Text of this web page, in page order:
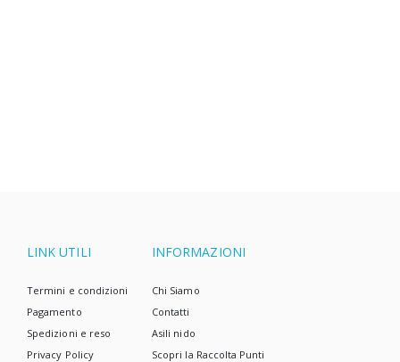
LINK UTILI
Termini e condizioni
Pagamento
Spedizioni e reso
Privacy Policy
INFORMAZIONI
Chi Siamo
Contatti
Asili nido
Scopri la Raccolta Punti